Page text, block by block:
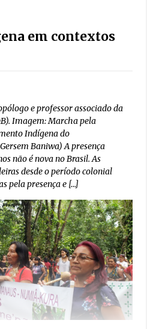
em contextos
e professor associado da
Imagem: Marcha pela
Indígena do
Baniwa) A presença
não é nova no Brasil. As
desde o período colonial
pela presença e […]